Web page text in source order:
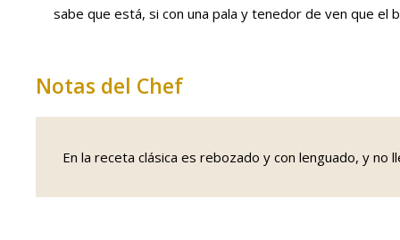
sabe que está, si con una pala y tenedor de ven que el
Notas del Chef
En la receta clásica es rebozado y con lenguado, y no